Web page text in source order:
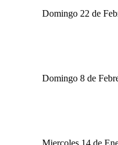
Domingo 22 de
Domingo 8 de
Miercoles 14 de